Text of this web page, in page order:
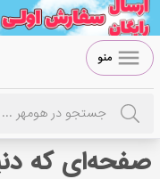
منو
صفحه‌ای که